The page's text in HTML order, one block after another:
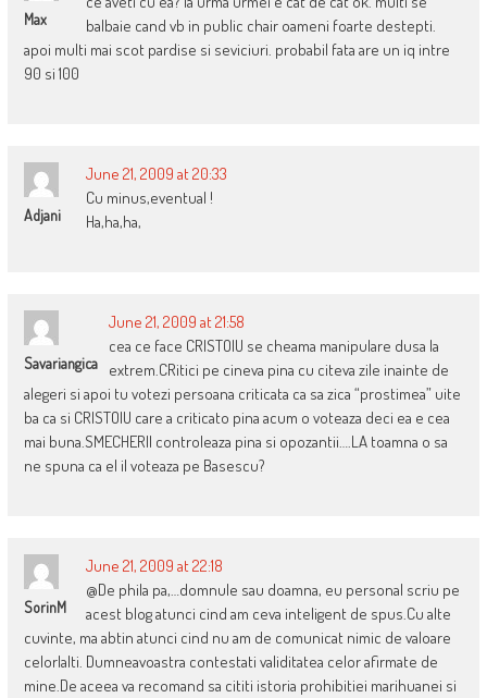
Max
balbaie cand vb in public chair oameni foarte destepti.
apoi multi mai scot pardise si seviciuri. probabil fata are un iq intre
90 si 100
Adjani
June 21, 2009 at 20:33
Cu minus,eventual !
Ha,ha,ha,
Savariangica
June 21, 2009 at 21:58
cea ce face CRISTOIU se cheama manipulare dusa la
extrem.CRitici pe cineva pina cu citeva zile inainte de
alegeri si apoi tu votezi persoana criticata ca sa zica “prostimea” uite
ba ca si CRISTOIU care a criticato pina acum o voteaza deci ea e cea
mai buna.SMECHERII controleaza pina si opozantii….LA toamna o sa
ne spuna ca el il voteaza pe Basescu?
SorinM
June 21, 2009 at 22:18
@De phila pa,…domnule sau doamna, eu personal scriu pe
acest blog atunci cind am ceva inteligent de spus.Cu alte
cuvinte, ma abtin atunci cind nu am de comunicat nimic de valoare
celorlalti. Dumneavoastra contestati validitatea celor afirmate de
mine.De aceea va recomand sa cititi istoria prohibitiei marihuanei si